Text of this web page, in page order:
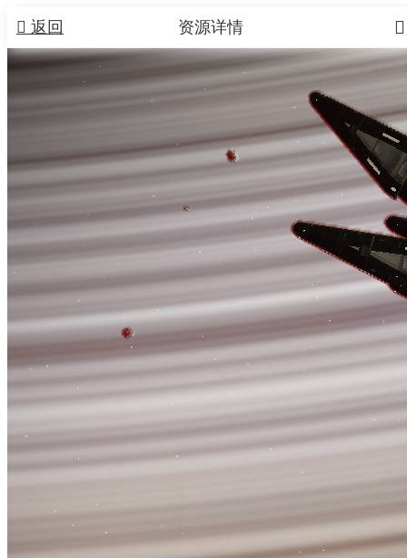
 返回 
资源详情